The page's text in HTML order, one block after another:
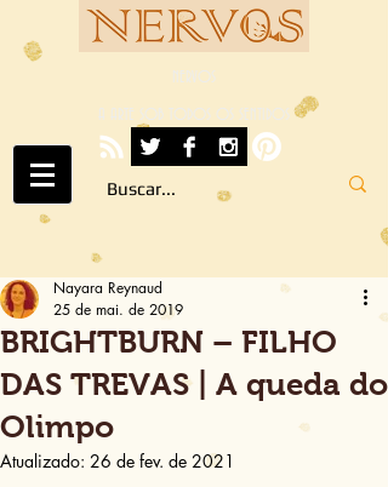
NERVOS
A ARTE SOB TODOS OS SENTIDOS
BRIGHTBURN – FILHO
DAS TREVAS | A queda do
Olimpo
Nayara Reynaud
25 de mai. de 2019
Atualizado: 26 de fev. de 2021